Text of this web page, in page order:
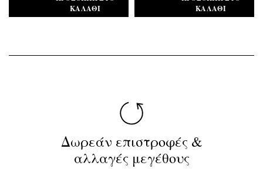
ΚΑΛΆΘΙ
ΚΑΛΆΘΙ
Δωρεάν επιστροφές &
αλλαγές μεγέθους